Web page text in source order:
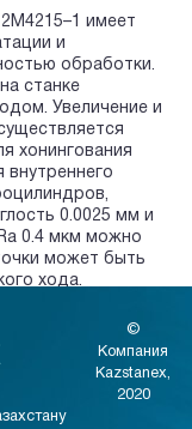
имеет
и
обработки.
станке
Увеличение и
хонингования
внутреннего
0.0025 мм и
Ra 0.4 мкм можно
может быть
хода.
©
Компания
Kazstanex,
2020